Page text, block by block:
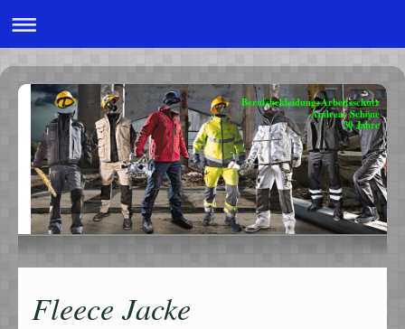
Berufsbekleidung+Arbeitsschutz
Andreas Schöne
30 Jahre
Fleece Jacke